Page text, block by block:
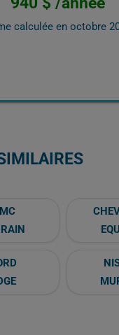
calculée en octobre